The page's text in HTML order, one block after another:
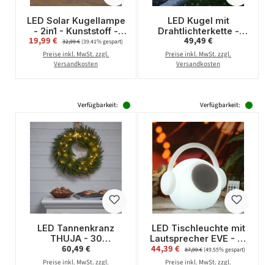
LED Solar Kugellampe
- 2in1 - Kunststoff -
warmweiße LED
Drahtlichterkette - D:
30cm - bernstein
Verkaufspreis:
19,99 € Regulärer Preis:
32,99 €(39.41% gespart)
Preise inkl. MwSt. zzgl.
Versandkosten
LED Kugel mit
Drahtlichterkette -
stehend - 100
bernsteinfarbene LED
- D: 25cm - f.Außen -
Regulärer Preis:
49,49 €
Preise inkl. MwSt. zzgl.
Versandkosten
Verfügbarkeit:
LED Tannenkranz
THUJA - 30
warmweiße LED - D:
45cm - Timer -
Regulärer Preis:
60,49 €
Preise inkl. MwSt. zzgl.
Verfügbarkeit:
LED Tischleuchte mit
Lautsprecher EVE - 15
farbwechselnde LED -
H: 27cm -
Verkaufspreis:
44,39 € Regulärer Preis:
87,99 €(49.55% gespart)
Preise inkl. MwSt. zzgl.